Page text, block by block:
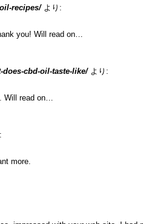
recipes/ より:
you! Will read on…
cbd-oil-taste-like/ より:
Will read on…
more.